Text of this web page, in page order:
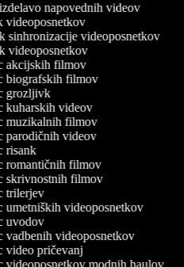
izdelavo napovednih videov
videoposnetkov
sinhronizacije videoposnetkov
videoposnetkov
akcijskih filmov
biografskih filmov
grozljivk
kuharskih videov
muzikalnih filmov
parodičnih videov
risank
romantičnih filmov
skrivnostnih filmov
trilerjev
umetniških videoposnetkov
uvodov
vadbenih videoposnetkov
video pričevanj